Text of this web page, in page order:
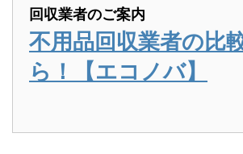
回収業者のご案内
不用品回収業者の比
ら！【エコノバ】